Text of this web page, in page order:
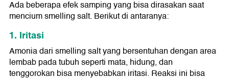
Ada beberapa efek samping yang bisa dirasakan saat
mencium smelling salt. Berikut di antaranya:
1. Iritasi
Amonia dari smelling salt yang bersentuhan dengan area
lembab pada tubuh seperti mata, hidung, dan
tenggorokan bisa menyebabkan iritasi. Reaksi ini bisa